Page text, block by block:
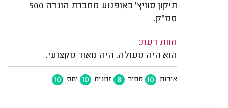
תיקון סוויץ' באופנוע מחברת הונדה 500
סמ"ק.
חוות דעת:
הוא היה מעולה. היה מאוד מקצועי.
איכות 10 מחיר 8 זמנים 10 יחס 10